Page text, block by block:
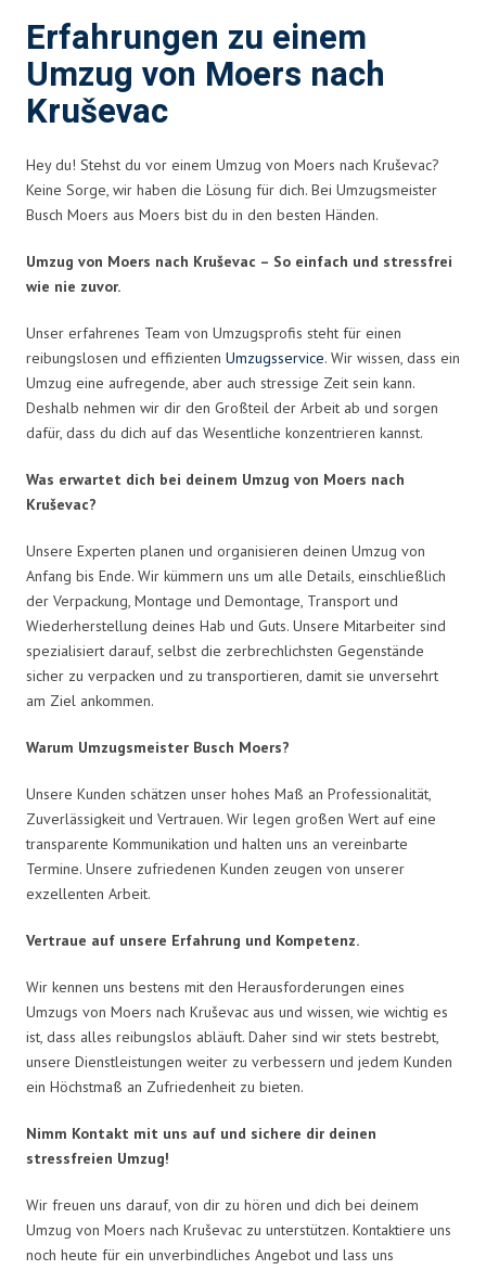
Erfahrungen zu einem
Umzug von Moers nach
Kruševac
Hey du! Stehst du vor einem Umzug von Moers nach Kruševac?
Keine Sorge, wir haben die Lösung für dich. Bei Umzugsmeister
Busch Moers aus Moers bist du in den besten Händen.
Umzug von Moers nach Kruševac – So einfach und stressfrei
wie nie zuvor.
Unser erfahrenes Team von Umzugsprofis steht für einen
reibungslosen und effizienten Umzugsservice. Wir wissen, dass ein
Umzug eine aufregende, aber auch stressige Zeit sein kann.
Deshalb nehmen wir dir den Großteil der Arbeit ab und sorgen
dafür, dass du dich auf das Wesentliche konzentrieren kannst.
Was erwartet dich bei deinem Umzug von Moers nach
Kruševac?
Unsere Experten planen und organisieren deinen Umzug von
Anfang bis Ende. Wir kümmern uns um alle Details, einschließlich
der Verpackung, Montage und Demontage, Transport und
Wiederherstellung deines Hab und Guts. Unsere Mitarbeiter sind
spezialisiert darauf, selbst die zerbrechlichsten Gegenstände
sicher zu verpacken und zu transportieren, damit sie unversehrt
am Ziel ankommen.
Warum Umzugsmeister Busch Moers?
Unsere Kunden schätzen unser hohes Maß an Professionalität,
Zuverlässigkeit und Vertrauen. Wir legen großen Wert auf eine
transparente Kommunikation und halten uns an vereinbarte
Termine. Unsere zufriedenen Kunden zeugen von unserer
exzellenten Arbeit.
Vertraue auf unsere Erfahrung und Kompetenz.
Wir kennen uns bestens mit den Herausforderungen eines
Umzugs von Moers nach Kruševac aus und wissen, wie wichtig es
ist, dass alles reibungslos abläuft. Daher sind wir stets bestrebt,
unsere Dienstleistungen weiter zu verbessern und jedem Kunden
ein Höchstmaß an Zufriedenheit zu bieten.
Nimm Kontakt mit uns auf und sichere dir deinen
stressfreien Umzug!
Wir freuen uns darauf, von dir zu hören und dich bei deinem
Umzug von Moers nach Kruševac zu unterstützen. Kontaktiere uns
noch heute für ein unverbindliches Angebot und lass uns